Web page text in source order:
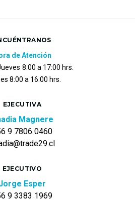
de Atención
8:00 a 17:00 hrs.
8:00 a 16:00 hrs.
EJECUTIVA
Magnere
9 7806 0460
EJECUTIVO
Esper
9 3383 1969